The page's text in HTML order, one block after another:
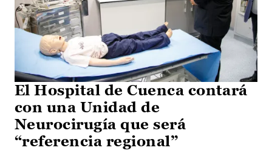
El Hospital de Cuenca contará
con una Unidad de
Neurocirugía que será
“referencia regional”